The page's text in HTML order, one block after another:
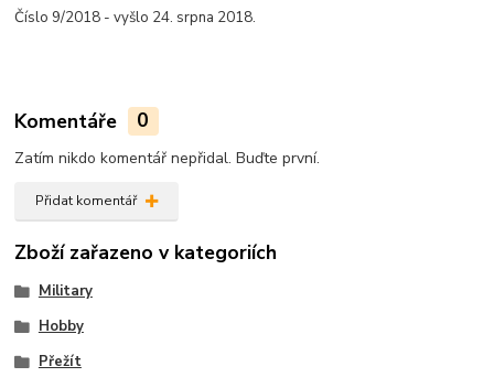
Číslo 9/2018 - vyšlo 24. srpna 2018.
Komentáře 0
Zatím nikdo komentář nepřidal. Buďte první.
Přidat komentář
Zboží zařazeno v kategoriích
Military
Hobby
Přežít